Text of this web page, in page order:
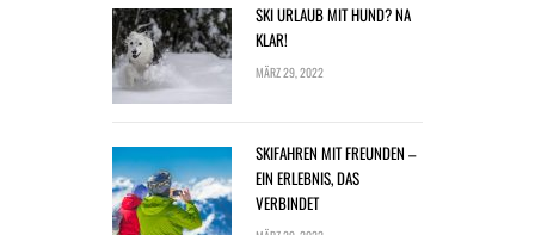
SKI URLAUB MIT HUND? NA
KLAR!
MÄRZ 29, 2022
SKIFAHREN MIT FREUNDEN –
EIN ERLEBNIS, DAS
VERBINDET